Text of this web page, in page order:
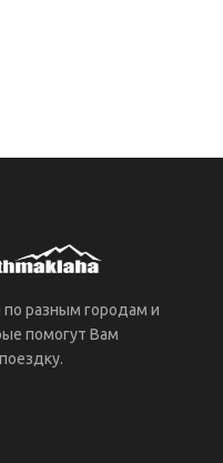
разным городам и
помогут Вам